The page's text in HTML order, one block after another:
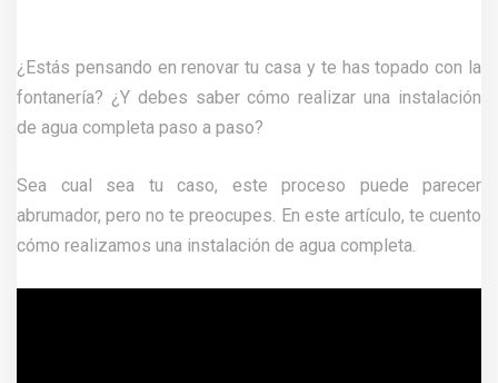
¿Estás pensando en renovar tu casa y te has topado con la
fontanería? ¿Y debes saber cómo realizar una instalación
de agua completa paso a paso?
Sea cual sea tu caso, este proceso puede parecer
abrumador, pero no te preocupes. En este artículo, te cuento
cómo realizamos una instalación de agua completa.